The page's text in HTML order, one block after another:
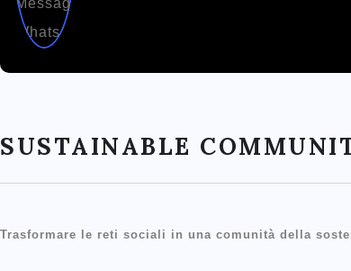
SUSTAINABLE
Trasformare le reti sociali in una comunità della